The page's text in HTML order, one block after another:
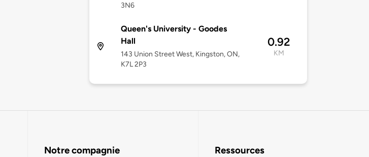
3N6
Queen's University - Goodes
Hall
143 Union Street West, Kingston, ON,
K7L 2P3
0.92
KM
Notre compagnie Ressources